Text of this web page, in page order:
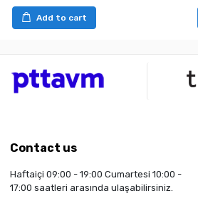
Add to cart
Contact us
Haftaiçi 09:00 - 19:00 Cumartesi 10:00 -
17:00 saatleri arasında ulaşabilirsiniz.